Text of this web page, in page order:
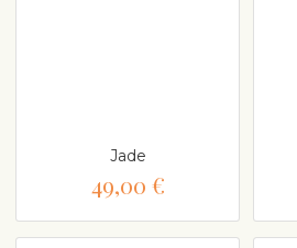
Jade
49,00 €